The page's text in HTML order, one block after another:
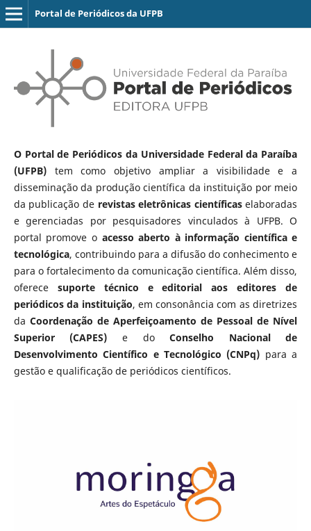
Portal de Periódicos da UFPB
O Portal de Periódicos da Universidade Federal da Paraíba
(UFPB)tem como objetivo ampliar a visibilidade e a
disseminação da produção científica da instituição por meio
da publicação de revistas eletrônicas científicaselaboradas
e gerenciadas por pesquisadores vinculados à UFPB. O
portal promove o acesso aberto à informação científica e
tecnológica, contribuindo para a difusão do conhecimento e
para o fortalecimento da comunicação científica. Além disso,
oferece suporte técnico e editorial aos editores de
periódicos da instituição, em consonância com as diretrizes
da Coordenação de Aperfeiçoamento de Pessoal de Nível
Superior (CAPES) e doConselho Nacional de
Desenvolvimento Científico e Tecnológico (CNPq) para a
gestão e qualificação de periódicos científicos.